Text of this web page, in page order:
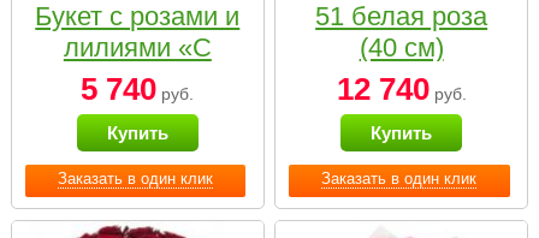
Заказать в один клик
Букет с розами и
лилиями «С
наилучшими
пожеланиями»
5 740 руб.
Купить
Заказать в один клик
51 белая роза
(40 см)
12 740руб.
Купить